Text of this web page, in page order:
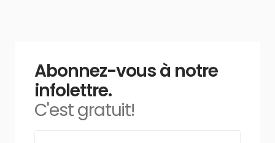
Abonnez-vous à notre
infolettre.
C'est gratuit!